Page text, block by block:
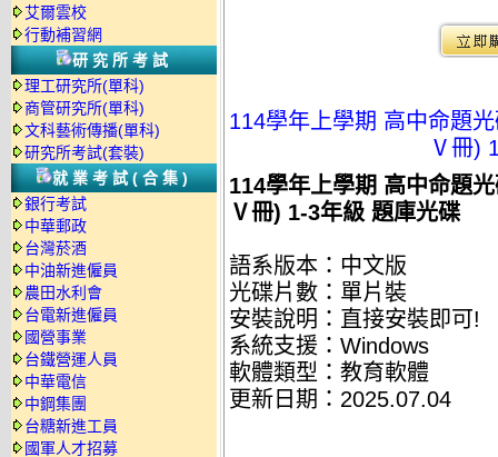
艾爾雲校
行動補習網
研究所考試
理工研究所(單科)
商管研究所(單科)
文科藝術傳播(單科)
研究所考試(套裝)
就業考試(合集)
銀行考試
中華郵政
台灣菸酒
中油新進僱員
農田水利會
台電新進僱員
國營事業
台鐵營運人員
中華電信
中鋼集團
台糖新進工員
國軍人才招募
114學年上學期 高中命
Ⅴ冊)
114學年上學期 高中命
Ⅴ冊) 1-3年級 題庫光碟
語系版本：中文版
光碟片數：單片裝
安裝說明：直接安裝即可!
系統支援：Windows
軟體類型：教育軟體
更新日期：2025.07.04